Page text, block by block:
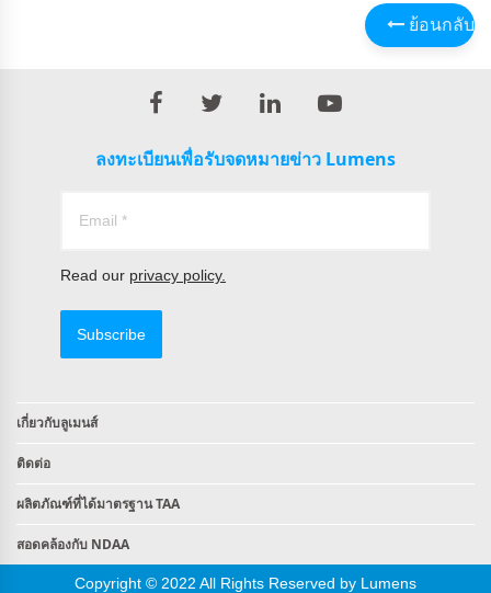
ย้อนกลับ
ลงทะเบียนเพื่อรับจดหมายข่าว Lumens
Read our privacy policy.
Subscribe
เกี่ยวกับลูเมนส์
ติดต่อ
ผลิตภัณฑ์ที่ได้มาตรฐาน TAA
สอดคล้องกับ NDAA
Copyright © 2022 All Rights Reserved by Lumens